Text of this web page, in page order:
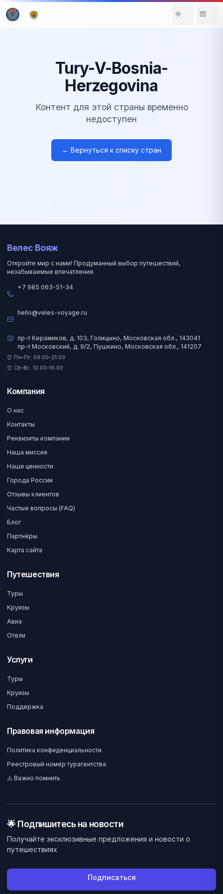
Tury-V-Bosnia-
Herzegovina
Контент для этой страны временно
недоступен
← Вернуться к списку стран
Велес Вояж
Откройте мир с нами! Продуманный выбор путешествий,
незабываемые впечатления.
+7 985 063-51-34
hello@veles-voyage.ru
пр-т Керамиков, д. 103, Голицыно, Московская обл., 143041
пр-т Московский, д. 9/2, Пушкино, Московская обл., 141207
⏰ Пн–Пт: 09:00–21:00
⏰ Сб–Вс: 10:00–16:00
Компания
О нас
Контакты
Реквизиты компании
Наша миссия
Наши ценности
Города России
Отзывы клиентов
Частые вопросы (FAQ)
Блог
Партнёры
Карта сайта
Путешествия
Туры
Круизы
Авиа
Отели
Услуги
Туры
Круизы
Поддержка
Правовая информация
Политика конфиденциальности
Реестровый номер турагентства
⚠️ Важно помнить
🌟 Подпишитесь на новости
Получайте эксклюзивные предложения и новости о
путешествиях
Подписаться